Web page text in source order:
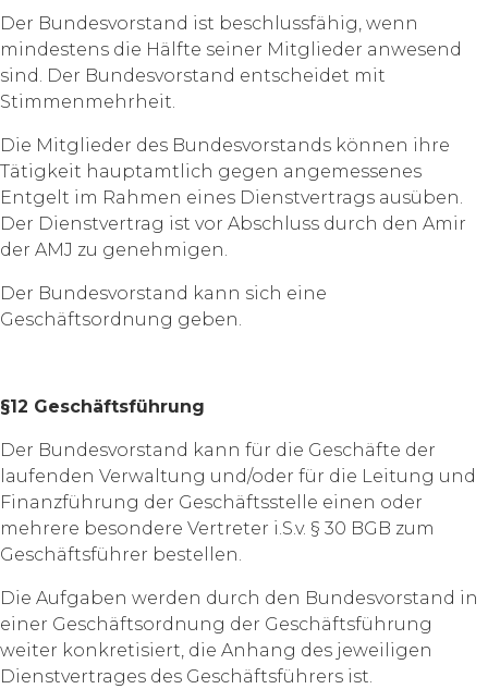
Der Bundesvorstand ist beschlussfähig, wenn
mindestens die Hälfte seiner Mitglieder anwesend
sind. Der Bundesvorstand entscheidet mit
Stimmenmehrheit.
Die Mitglieder des Bundesvorstands können ihre
Tätigkeit hauptamtlich gegen angemessenes
Entgelt im Rahmen eines Dienstvertrags ausüben.
Der Dienstvertrag ist vor Abschluss durch den Amir
der AMJ zu genehmigen.
Der Bundesvorstand kann sich eine
Geschäftsordnung geben.
§12 Geschäftsführung
Der Bundesvorstand kann für die Geschäfte der
laufenden Verwaltung und/oder für die Leitung und
Finanzführung der Geschäftsstelle einen oder
mehrere besondere Vertreter i.S.v. § 30 BGB zum
Geschäftsführer bestellen.
Die Aufgaben werden durch den Bundesvorstand in
einer Geschäftsordnung der Geschäftsführung
weiter konkretisiert, die Anhang des jeweiligen
Dienstvertrages des Geschäftsführers ist.